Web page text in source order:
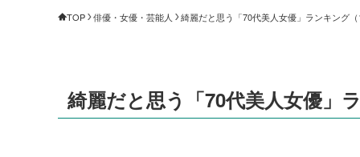
TOP 俳優・女優・芸能人 綺麗だと思う「70代美人女優」ランキング
綺麗だと思う「70代美人女優」